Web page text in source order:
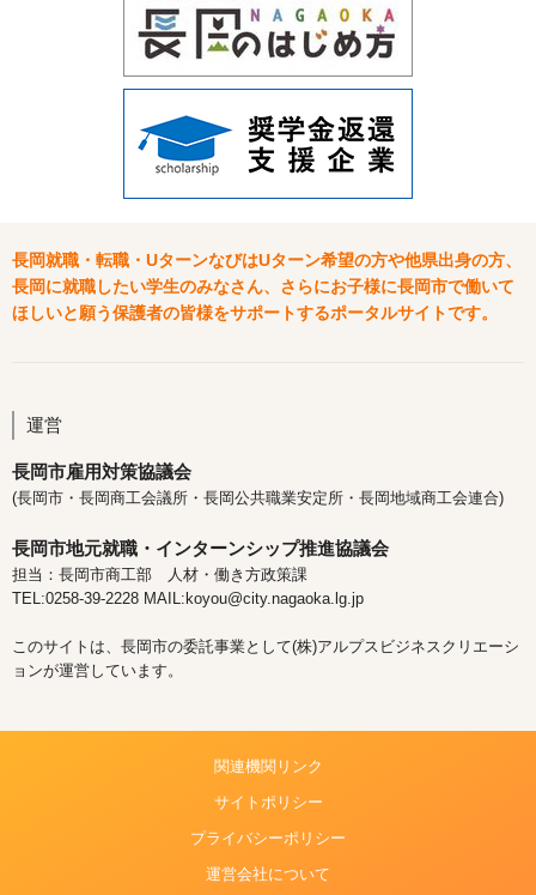
長岡就職・転職・UターンなびはUターン希望の方や他県出身の方、
長岡に就職したい学生のみなさん、さらにお子様に長岡市で働いて
ほしいと願う保護者の皆様をサポートするポータルサイトです。
運営
長岡市雇用対策協議会
(長岡市・長岡商工会議所・長岡公共職業安定所・長岡地域商工会連合)
長岡市地元就職・インターンシップ推進協議会
担当：長岡市商工部 人材・働き方政策課
TEL:0258-39-2228 MAIL:koyou@city.nagaoka.lg.jp
このサイトは、長岡市の委託事業として(株)アルプスビジネスクリエーシ
ョンが運営しています。
関連機関リンク
サイトポリシー
プライバシーポリシー
運営会社について